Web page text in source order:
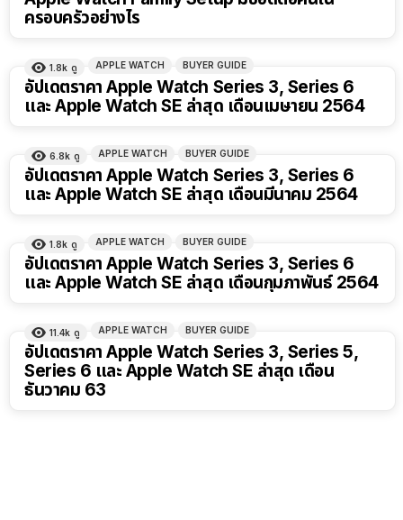
ครอบครัวอย่างไร
1.8k ดู APPLE WATCH BUYER GUIDE
อัปเดตราคา Apple Watch Series 3, Series 6
และ Apple Watch SE ล่าสุด เดือนเมษายน 2564
6.8k ดู APPLE WATCH BUYER GUIDE
อัปเดตราคา Apple Watch Series 3, Series 6
และ Apple Watch SE ล่าสุด เดือนมีนาคม 2564
1.8k ดู APPLE WATCH BUYER GUIDE
อัปเดตราคา Apple Watch Series 3, Series 6
และ Apple Watch SE ล่าสุด เดือนกุมภาพันธ์ 2564
11.4k ดู APPLE WATCH BUYER GUIDE
อัปเดตราคา Apple Watch Series 3, Series 5,
Series 6 และ Apple Watch SE ล่าสุด เดือน
ธันวาคม 63